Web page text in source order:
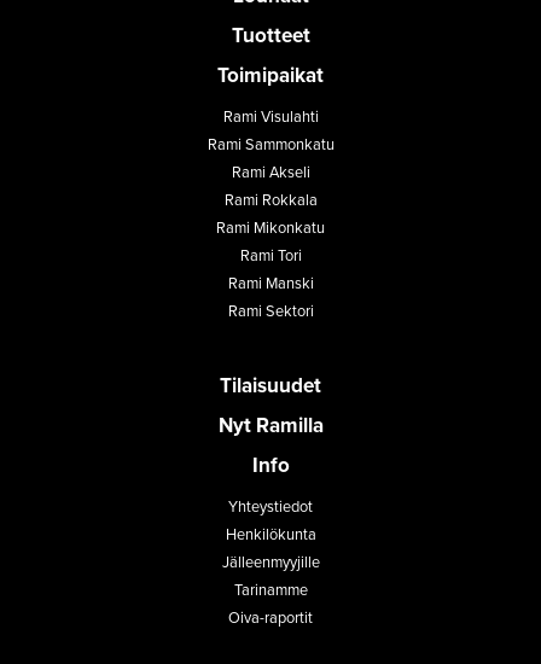
Tuotteet
Toimipaikat
Rami Visulahti
Rami Sammonkatu
Rami Akseli
Rami Rokkala
Rami Mikonkatu
Rami Tori
Rami Manski
Rami Sektori
Tilaisuudet
Nyt Ramilla
Info
Yhteystiedot
Henkilökunta
Jälleenmyyjille
Tarinamme
Oiva-raportit